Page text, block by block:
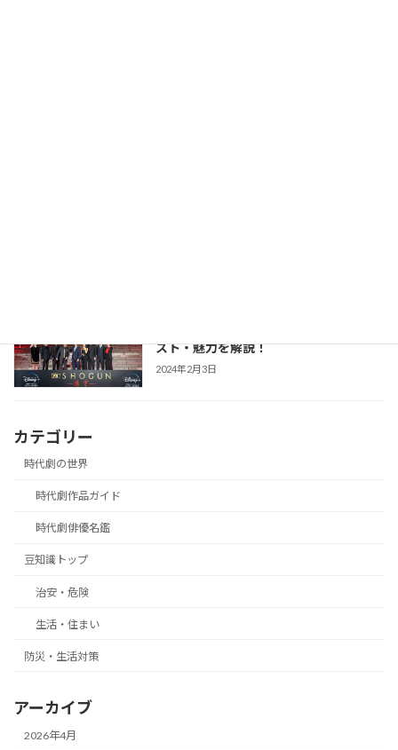
スト・魅力を解説！
2024年2月3日
カテゴリー
時代劇の世界
時代劇作品ガイド
時代劇俳優名鑑
豆知識トップ
治安・危険
生活・住まい
防災・生活対策
アーカイブ
2026年4月